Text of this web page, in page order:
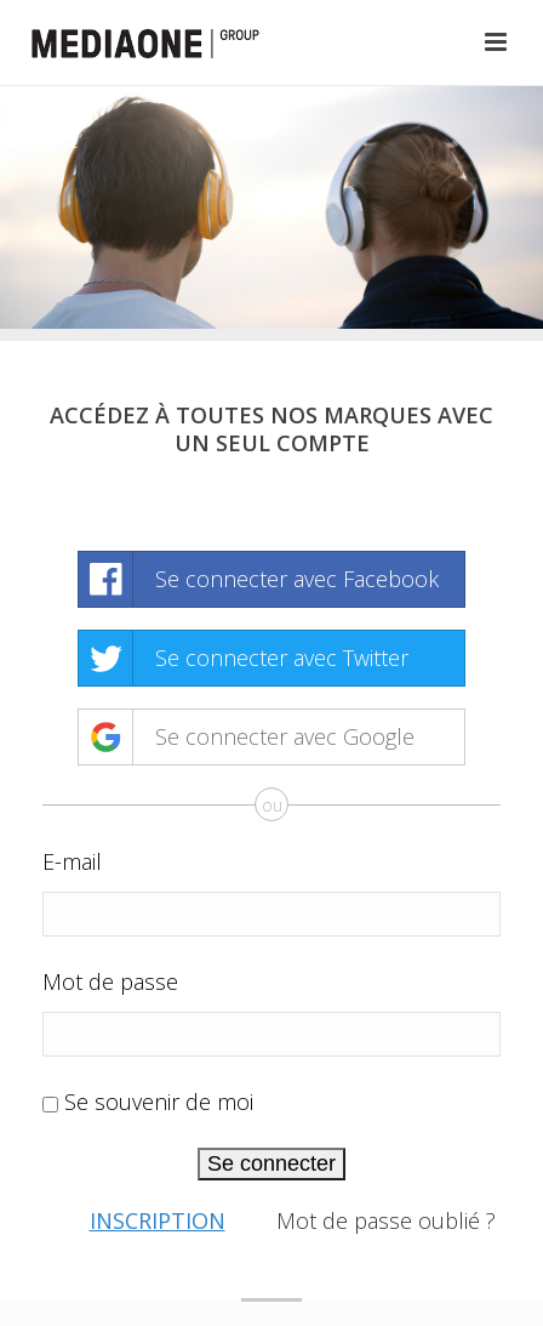
ACCÉDEZ À TOUTES NOS MARQUES AVEC
UN SEUL COMPTE
Se connecter avec Facebook
Se connecter avec Twitter
Se connecter avec Google
ou
E-mail
Mot de passe
Se souvenir de moi
Se connecter
INSCRIPTION Mot de passe oublié ?